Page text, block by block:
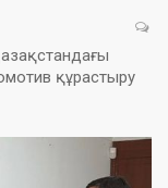
құрастыру